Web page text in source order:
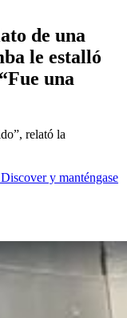
de una
le estalló
una
relató la
y manténgase